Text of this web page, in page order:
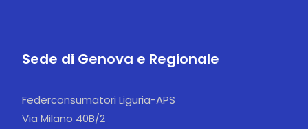
Sede di Genova e Regionale
Federconsumatori Liguria-APS
Via Milano 40B/2